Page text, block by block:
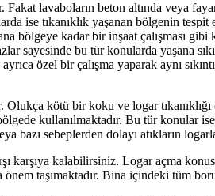
lavaboların beton altında veya
ise tıkanıklık yaşanan bölgenin
bölgeye kadar bir inşaat çalışması
bu tür konularda yaşana
özel bir çalışma yaparak aynı
kötü bir koku ve logar tıkanıklığı
kullanılmaktadır. Bu tür konular ise
sebeplerden dolayı atıkların
karşıya kalabilirsiniz. Logar açma
taşımaktadır. Bina içindeki tüm